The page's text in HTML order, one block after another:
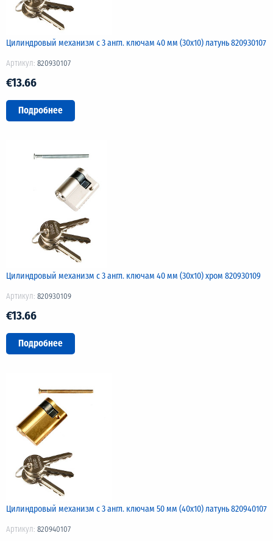
Цилиндровый механизм с 3 англ. ключам 40 мм (30х10) латунь 820930107
Артикул: 820930107
€13.66
Подробнее
Цилиндровый механизм с 3 англ. ключам 40 мм (30х10) хром 820930109
Артикул: 820930109
€13.66
Подробнее
Цилиндровый механизм с 3 англ. ключам 50 мм (40х10) латунь 820940107
Артикул: 820940107